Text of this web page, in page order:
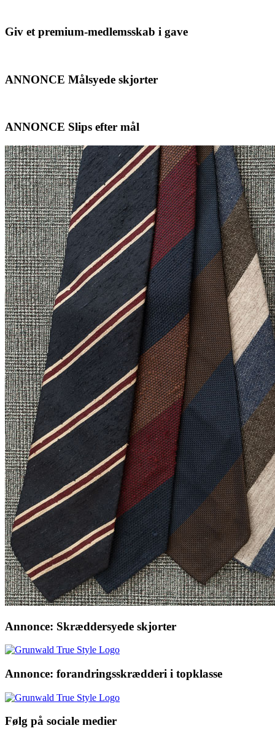
Giv et premium-medlemsskab i gave
ANNONCE Målsyede skjorter
ANNONCE Slips efter mål
Annonce: Skræddersyede skjorter
Annonce: forandringsskrædderi i topklasse
Følg på sociale medier